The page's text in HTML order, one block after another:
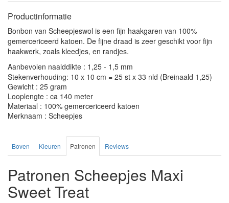
Productinformatie
Bonbon van Scheepjeswol is een fijn haakgaren van 100%
gemercericeerd katoen. De fijne draad is zeer geschikt voor fijn
haakwerk, zoals kleedjes, en randjes.
Aanbevolen naalddikte : 1,25 - 1,5 mm
Stekenverhouding: 10 x 10 cm = 25 st x 33 nld (Breinaald 1,25)
Gewicht : 25 gram
Looplengte : ca 140 meter
Materiaal : 100% gemercericeerd katoen
Merknaam : Scheepjes
Boven Kleuren Patronen Reviews
Patronen Scheepjes Maxi
Sweet Treat